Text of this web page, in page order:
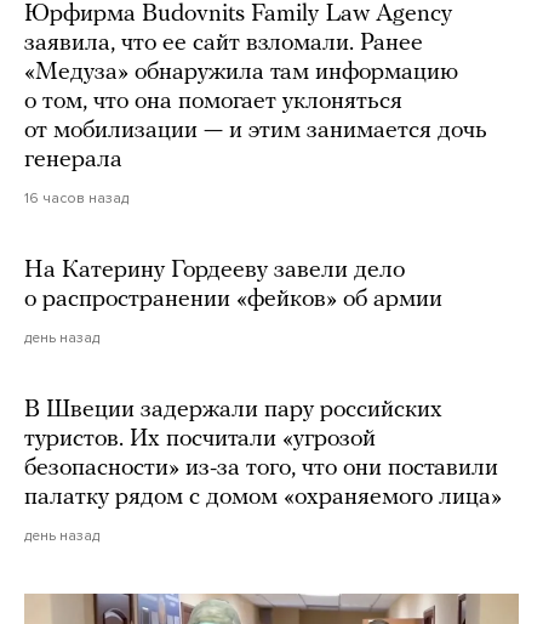
Юрфирма Budovnits Family Law Agency
заявила, что ее сайт взломали. Ранее
«Медуза» обнаружила там информацию
о том, что она помогает уклоняться
от мобилизации — и этим занимается дочь
генерала
16 часов назад
На Катерину Гордееву завели дело
о распространении «фейков» об армии
день назад
В Швеции задержали пару российских
туристов. Их посчитали «угрозой
безопасности» из-за того, что они поставили
палатку рядом с домом «охраняемого лица»
день назад